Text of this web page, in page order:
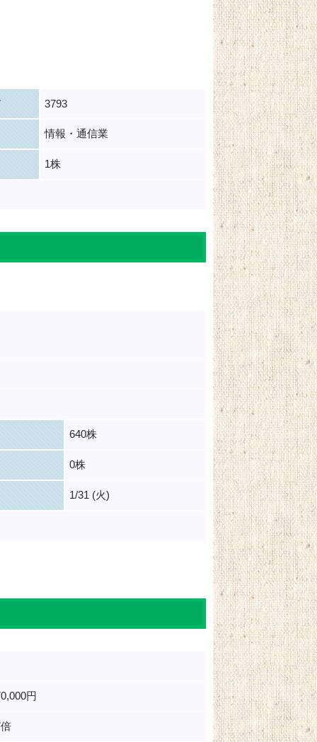
3793
情報・通信業
1株
640株
0株
1/31 (火)
円